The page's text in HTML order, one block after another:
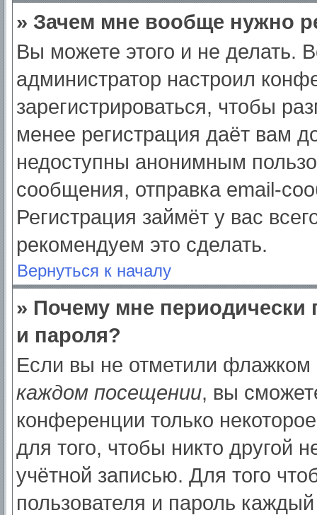
» Зачем мне вообще нужно
Вы можете этого и не делать.
администратор настроил
зарегистрироваться, чтобы
менее регистрация даёт вам
недоступны анонимным
сообщения, отправка email-
Регистрация займёт у вас
рекомендуем это сделать.
Вернуться к началу
» Почему мне периодически
и пароля?
Если вы не отметили флажком
каждом посещении, вы
конференции только
для того, чтобы никто другой
учётной записью. Для того
пользователя и пароль